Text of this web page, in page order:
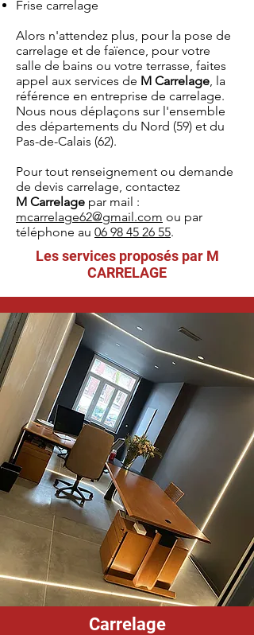
Frise carrelage
Alors n'attendez plus, pour la pose de
carrelage et de faïence, pour votre
salle de bains ou votre terrasse, faites
appel aux services de M Carrelage, la
référence en entreprise de carrelage.
Nous nous déplaçons sur l'ensemble
des départements du Nord (59) et du
Pas-de-Calais (62).
Pour tout renseignement ou demande
de devis carrelage, contactez
M Carrelage par mail :
mcarrelage62@gmail.com ou par
téléphone au 06 98 45 26 55.
Les services proposés par M
CARRELAGE
Carrelage